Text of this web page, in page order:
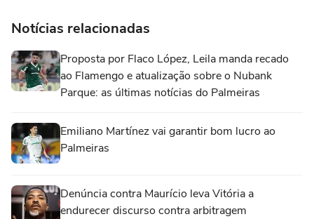
Notícias relacionadas
Proposta por Flaco López, Leila manda recado
ao Flamengo e atualização sobre o Nubank
Parque: as últimas notícias do Palmeiras
Emiliano Martínez vai garantir bom lucro ao
Palmeiras
Denúncia contra Maurício leva Vitória a
endurecer discurso contra arbitragem